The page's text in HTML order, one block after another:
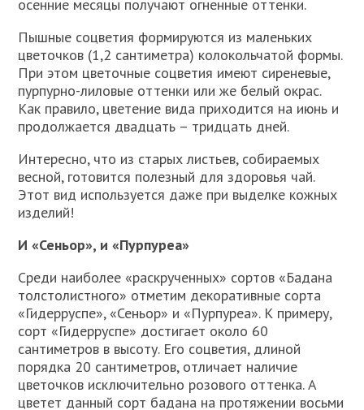
осенние месяцы получают огненные оттенки.
Пышные соцветия формируются из маленьких
цветочков (1,2 сантиметра) колокольчатой формы.
При этом цветочные соцветия имеют сиреневые,
пурпурно-лиловые оттенки или же белый окрас.
Как правило, цветение вида приходится на июнь и
продолжается двадцать – тридцать дней.
Интересно, что из старых листьев, собираемых
весной, готовится полезный для здоровья чай.
Этот вид используется даже при выделке кожных
изделий!
И «Сеньор», и «Пурпуреа»
Среди наиболее «раскрученных» сортов «Бадана
толстолистного» отметим декоративные сорта
«Гидерруспе», «Сеньор» и «Пурпуреа». К примеру,
сорт «Гидерруспе» достигает около 60
сантиметров в высоту. Его соцветия, длиной
порядка 20 сантиметров, отличает наличие
цветочков исключительно розового оттенка. А
цветет данный сорт бадана на протяжении восьми